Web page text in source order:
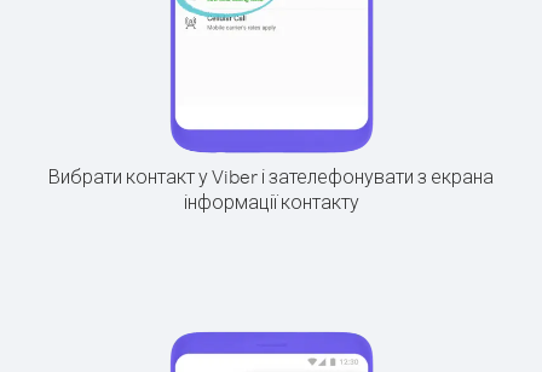
Вибрати контакт у Viber і зателефонувати з екрана
інформації контакту